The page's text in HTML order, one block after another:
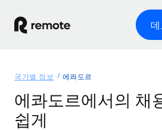
글로벌 고용
솔루션
국가별 정보 에콰도르
에콰도르에서의 채
쉽게